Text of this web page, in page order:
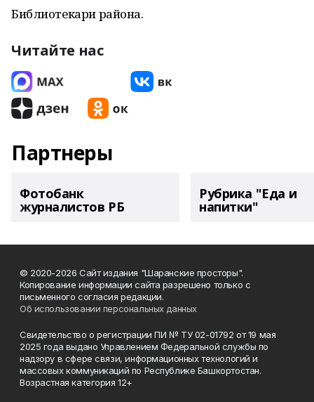
Библиотекари района.
Читайте нас
Партнеры
Фотобанк
журналистов РБ
Рубрика "Еда и
напитки"
© 2020-2026 Сайт издания "Шаранские просторы".
Копирование информации сайта разрешено только с
письменного согласия редакции.
Об использовании персональных данных
Свидетельство о регистрации ПИ № ТУ 02-01792 от 19 мая
2025 года выдано Управлением Федеральной службы по
надзору в сфере связи, информационных технологий и
массовых коммуникаций по Республике Башкортостан.
Возрастная категория 12+